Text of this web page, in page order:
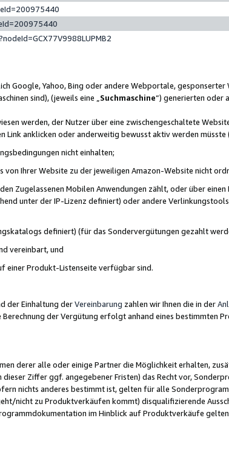
Google, Yahoo, Bing oder andere Webportale,
sind), (jeweils eine „ Suchmaschine“) generierten oder
werden, der Nutzer über eine zwischengeschaltete
anklicken oder anderweitig bewusst aktiv werden müsste
nicht einhalten;
Ihrer Website zu der jeweiligen Amazon-Website nicht
Zugelassenen Mobilen Anwendungen zählt, oder über
unter der IP-Lizenz definiert) oder andere
definiert) (für das Sondervergütungen gezahlt
vereinbart, und
einer Produkt-Listenseite verfügbar sind.
der Einhaltung derVereinbarung zahlen wir Ihnen die in der
Berechnung der Vergütung erfolgt anhand eines bestimmten
derer alle oder einige Partner die Möglichkeit erhalten,
dieser Ziffer ggf. angegebener Fristen) das Recht vor,
nichts anderes bestimmt ist, gelten für alle
nicht zu Produktverkäufen kommt) disqualifizierende
im Hinblick auf Produktverkäufe